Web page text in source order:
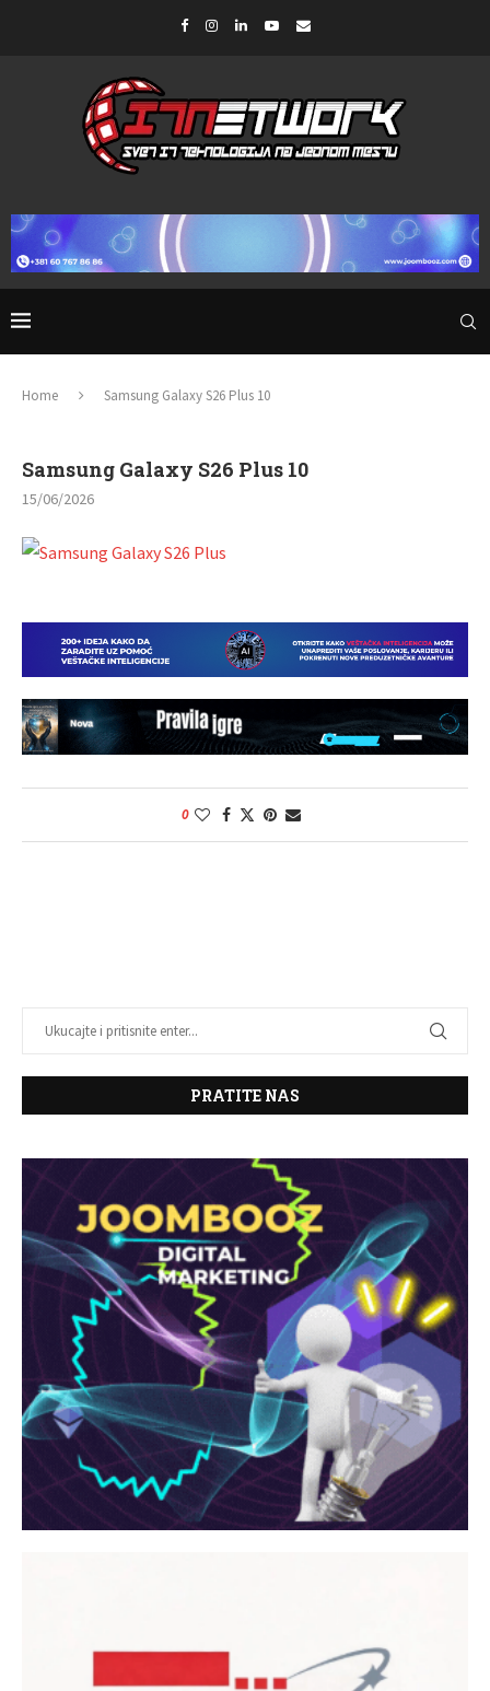
Home Samsung Galaxy S26 Plus 10
Samsung Galaxy S26 Plus 10
15/06/2026
0
PRATITE NAS